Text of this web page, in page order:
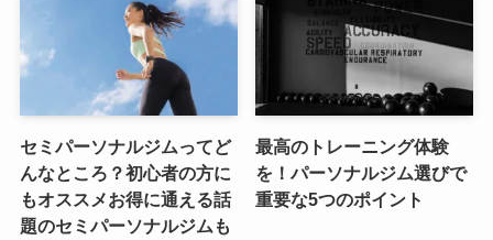
セミパーソナルジムってど
んなところ？初心者の方に
もオススメお得に通える話
題のセミパーソナルジムも
最高のトレーニング体験
を！パーソナルジム選びで
重要な5つのポイント